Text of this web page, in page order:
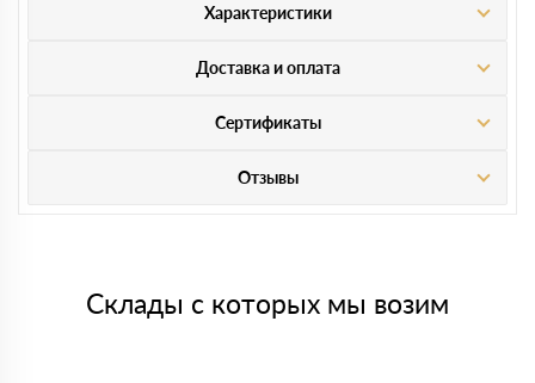
Характеристики
Доставка и оплата
Сертификаты
Отзывы
Склады с которых мы возим